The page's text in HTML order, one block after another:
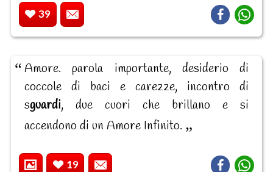
39
Amore. parola importante, desiderio di
coccole di baci e carezze, incontro di
sguardi, due cuori che brillano e si
accendono di un Amore Infinito.
19